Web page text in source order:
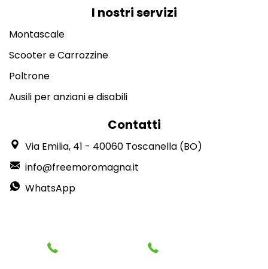
I nostri servizi
Montascale
Scooter e Carrozzine
Poltrone
Ausili per anziani e disabili
Contatti
Via Emilia, 41 - 40060 Toscanella (BO)
info@freemoromagna.it
WhatsApp